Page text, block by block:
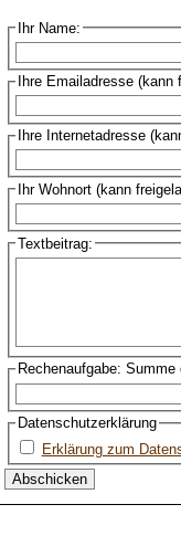
Ihr Name:
Ihre Emailadresse
Ihre Internetadresse
Ihr Wohnort (kann
Textbeitrag:
Rechenaufgabe:
Datenschutzerklärung
Erklärung zum